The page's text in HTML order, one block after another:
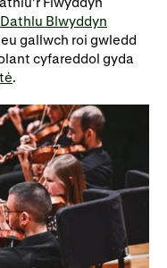
Dathlu Blwyddyn
gallwch roi gwledd
cyfareddol gyda
.